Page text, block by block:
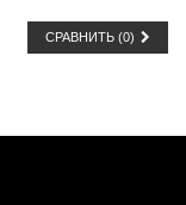
СРАВНИТЬ (0)